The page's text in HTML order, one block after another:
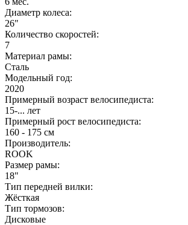
Диаметр колеса:
26"
Количество скоростей:
7
Материал рамы:
Сталь
Модельный год:
2020
Примерный возраст велосипедиста:
15-... лет
Примерный рост велосипедиста:
160 - 175 см
Производитель:
ROOK
Размер рамы:
18"
Тип передней вилки:
Жёсткая
Тип тормозов:
Дисковые